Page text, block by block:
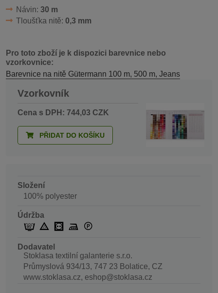
Návin: 30 m
Tloušťka nitě: 0,3 mm
Pro toto zboží je k dispozici barevnice nebo
vzorkovnice:
Barevnice na nitě Gütermann 100 m, 500 m, Jeans
Vzorkovník
Cena s DPH: 744,03 CZK
PŘIDAT DO KOŠÍKU
Složení
100% polyester
Údržba
Dodavatel
Stoklasa textilní galanterie s.r.o.
Průmyslová 934/13, 747 23 Bolatice, CZ
www.stoklasa.cz, eshop@stoklasa.cz